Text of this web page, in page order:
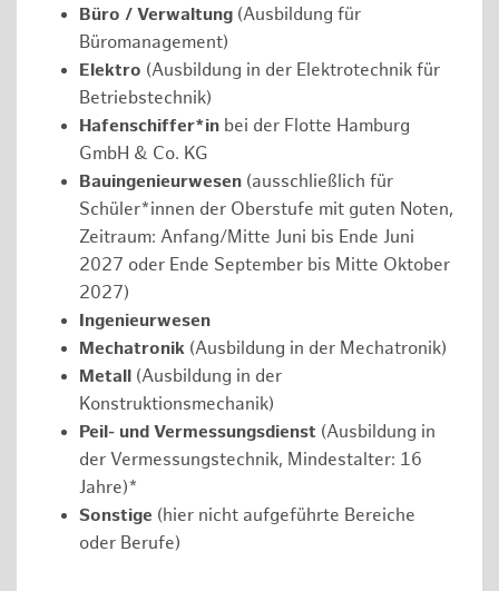
Büro / Verwaltung (Ausbildung für
Büromanagement)
Elektro (Ausbildung in der Elektrotechnik für
Betriebstechnik)
Hafenschiffer*in bei der Flotte Hamburg
GmbH & Co. KG
Bauingenieurwesen (ausschließlich für
Schüler*innen der Oberstufe mit guten Noten,
Zeitraum: Anfang/Mitte Juni bis Ende Juni
2027 oder Ende September bis Mitte Oktober
2027)
Ingenieurwesen
Mechatronik (Ausbildung in der Mechatronik)
Metall (Ausbildung in der
Konstruktionsmechanik)
Peil- und Vermessungsdienst (Ausbildung in
der Vermessungstechnik, Mindestalter: 16
Jahre)*
Sonstige (hier nicht aufgeführte Bereiche
oder Berufe)